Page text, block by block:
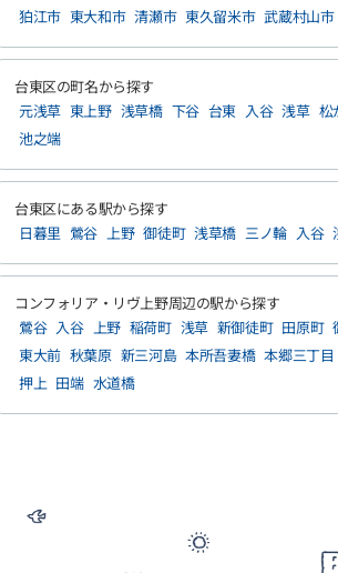
狛江市 東大和市 清瀬市 東久留米市 武蔵村山市
台東区の町名から探す
元浅草 東上野 浅草橋 下谷 台東 入谷 浅草 松
池之端
台東区にある駅から探す
日暮里 鶯谷 上野 御徒町 浅草橋 三ノ輪 入谷
コンフォリア・リヴ上野周辺の駅から探す
鶯谷 入谷 上野 稲荷町 浅草 新御徒町 田原町
東大前 秋葉原 新三河島 本所吾妻橋 本郷三丁目
押上 田端 水道橋